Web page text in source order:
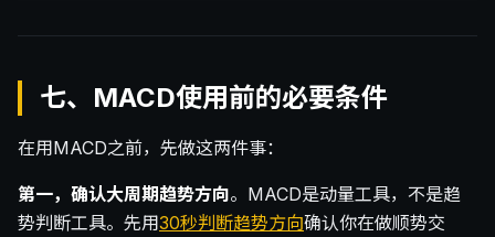
七、MACD使用前的必要条件
在用MACD之前，先做这两件事：
第一，确认大周期趋势方向。MACD是动量工具，不是趋
势判断工具。先用30秒判断趋势方向确认你在做顺势交